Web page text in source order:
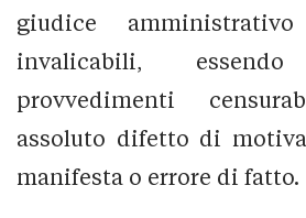
giudice
invalicabili,
provvedimenti
assoluto difetto di
manifesta o errore di fatto.